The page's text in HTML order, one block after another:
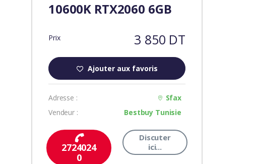
10600K RTX2060 6GB
Prix 3 850 DT
Ajouter aux favoris
Adresse :
Sfax
Vendeur :
Bestbuy Tunisie
2724024
0
Discuter
ici...